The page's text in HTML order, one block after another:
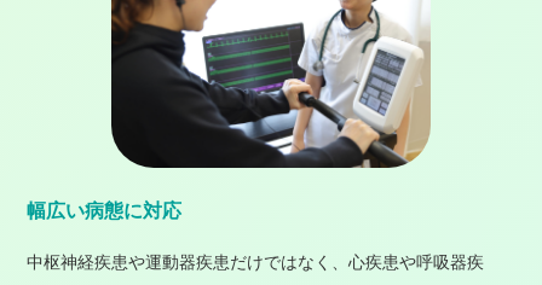
幅広い病態に対応
中枢神経疾患や運動器疾患だけではなく、心疾患や呼吸器疾